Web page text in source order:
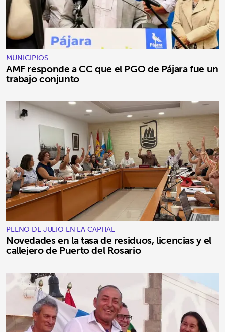
MUNICIPIOS
AMF responde a CC que el PGO de Pájara fue un
trabajo conjunto
PLENO DE JULIO EN LA CAPITAL
Novedades en la tasa de residuos, licencias y el
callejero de Puerto del Rosario